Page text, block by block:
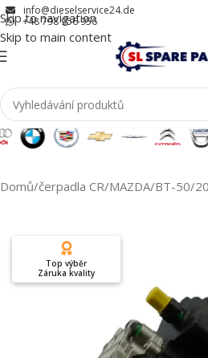
Skip to navigation
Skip to main content
info@dieselservice24.de
+48 798 956 956
Domů/čerpadla CR/MAZDA/BT-50/
Top výběr
Záruka kvality